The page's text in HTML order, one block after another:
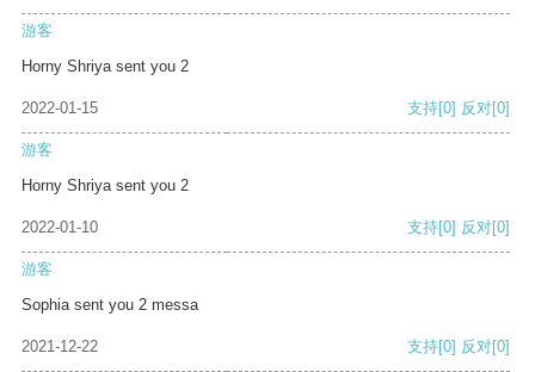
游客
Horny Shriya sent you 2
2022-01-15 支持[0] 反对[0]
游客
Horny Shriya sent you 2
2022-01-10 支持[0] 反对[0]
游客
Sophia sent you 2 messa
2021-12-22 支持[0] 反对[0]